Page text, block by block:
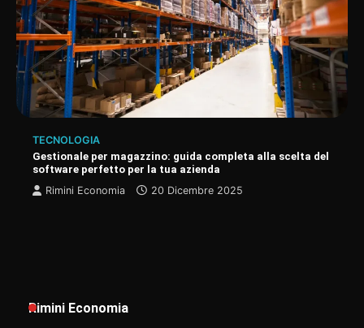
TECNOLOGIA
Gestionale per magazzino: guida completa alla scelta del
software perfetto per la tua azienda
Rimini Economia
20 Dicembre 2025
Rimini Economia